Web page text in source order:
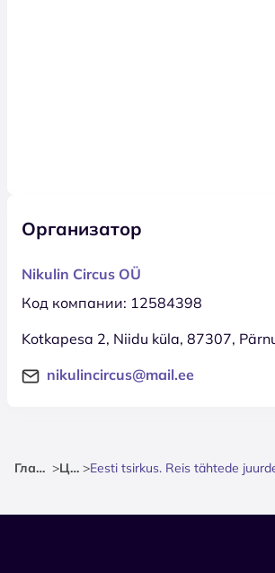
Организатор
Nikulin Circus OÜ
Код компании: 12584398
Kotkapesa 2, Niidu küla, 87307,
nikulincircus@mail.ee
Главная > Цирк >